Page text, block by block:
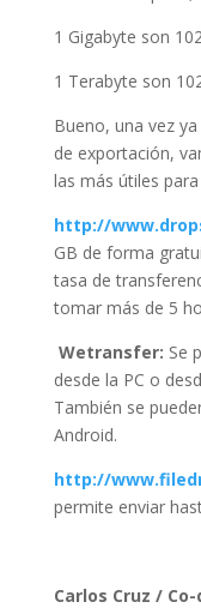
1 Gigabyte son
1 Terabyte son
Bueno, una vez
de exportación,
las más útiles
http://
GB de forma
tasa de
tomar más de 5
Wetransfer: Se
desde la PC o
También se
Android.
http://
permite enviar
Carlos Cruz /